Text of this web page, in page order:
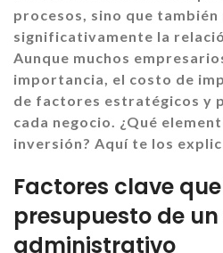
procesos, sino que también
significativamente la
Aunque muchos
importancia, el costo de
de factores estratégicos y
cada negocio. ¿Qué
inversión? Aquí te los
Factores clave
presupuesto de un
administrativo